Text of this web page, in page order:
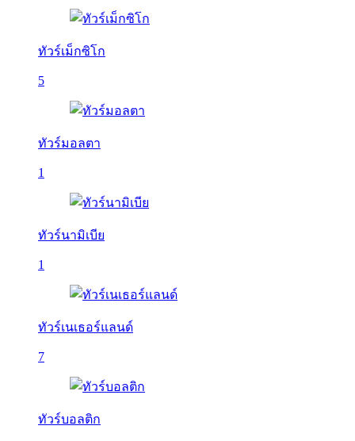
ทัวร์เม็กซิโก
5
ทัวร์มอลตา
1
ทัวร์นามิเบีย
1
ทัวร์เนเธอร์แลนด์
7
ทัวร์บอลติก